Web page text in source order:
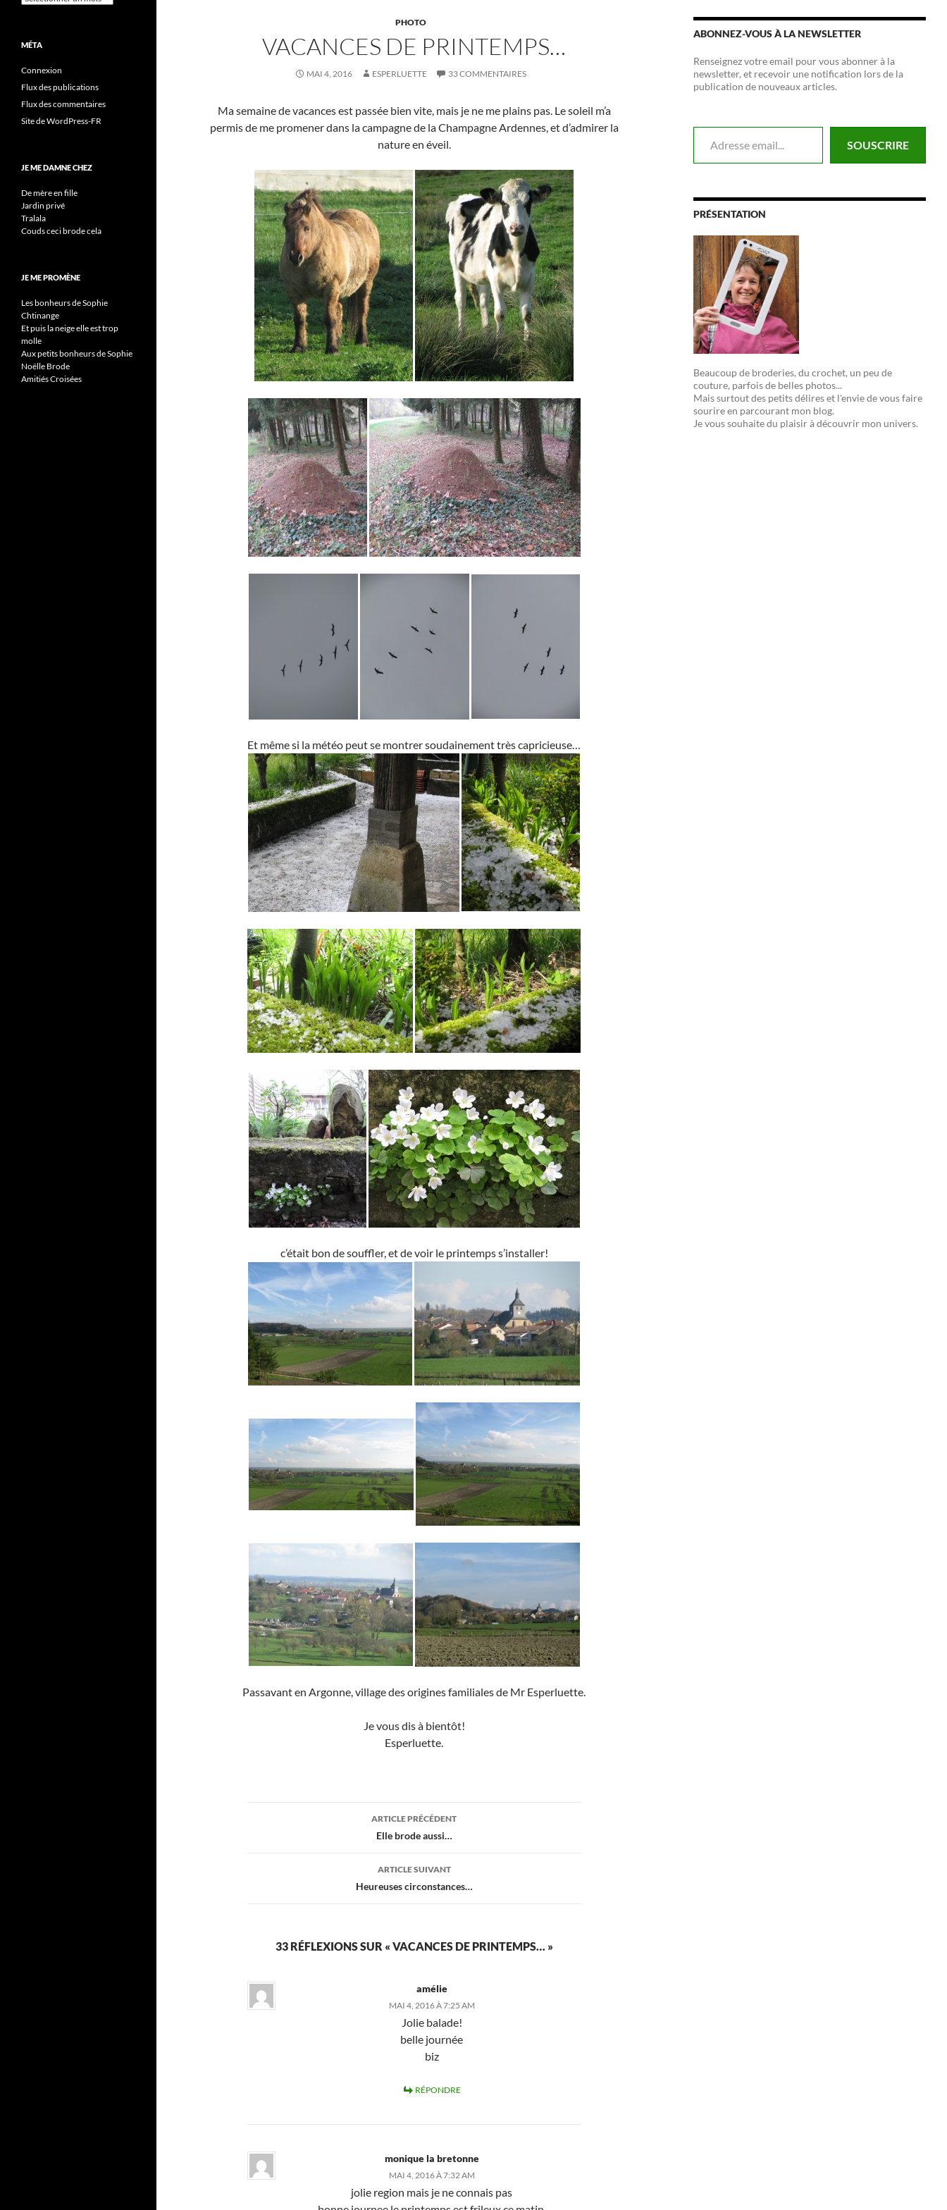
PHOTO
VACANCES DE PRINTEMPS…
MAI 4, 2016 ESPERLUETTE 33 COMMENTAIRES
Ma semaine de vacances est passée bien vite, mais je ne me plains pas. Le soleil m’a
permis de me promener dans la campagne de la Champagne Ardennes, et d’admirer la
nature en éveil.
Et même si la météo peut se montrer soudainement très capricieuse…
c’était bon de souffler, et de voir le printemps s’installer!
Passavant en Argonne, village des origines familiales de Mr Esperluette.
Je vous dis à bientôt!
Esperluette.
ARTICLE PRÉCÉDENT
Elle brode aussi…
ARTICLE SUIVANT
Heureuses circonstances…
33 RÉFLEXIONS SUR « VACANCES DE PRINTEMPS… »
amélie
MAI 4, 2016 À 7:25 AM
Jolie balade!
belle journée
biz
RÉPONDRE
monique la bretonne
MAI 4, 2016 À 7:32 AM
jolie region mais je ne connais pas
ABONNEZ-VOUS À LA NEWSLETTER
Renseignez votre email pour vous abonner à la
newsletter, et recevoir une notification lors de la
publication de nouveaux articles.
Adresse email...
SOUSCRIRE
PRÉSENTATION
Beaucoup de broderies, du crochet, un peu de
couture, parfois de belles photos...
Mais surtout des petits délires et l'envie de vous faire
sourire en parcourant mon blog.
Je vous souhaite du plaisir à découvrir mon univers.
MÉTA
Connexion
Flux des publications
Flux des commentaires
Site de WordPress-FR
JE ME DAMNE CHEZ
De mère en fille
Jardin privé
Tralala
Couds ceci brode cela
JE ME PROMÈNE
Les bonheurs de Sophie
Chtinange
Et puis la neige elle est trop
molle
Aux petits bonheurs de Sophie
Noëlle Brode
Amitiés Croisées